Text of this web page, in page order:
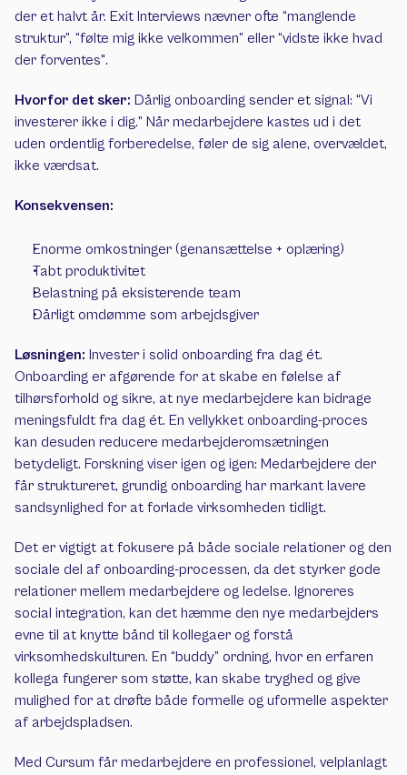
der et halvt år. Exit Interviews nævner ofte “manglende
struktur”, “følte mig ikke velkommen” eller “vidste ikke hvad
der forventes".
Hvorfor det sker: Dårlig onboarding sender et signal: “Vi
investerer ikke i dig.” Når medarbejdere kastes ud i det
uden ordentlig forberedelse, føler de sig alene, overvældet,
ikke værdsat.
Konsekvensen:
Enorme omkostninger (genansættelse + oplæring)
Tabt produktivitet
Belastning på eksisterende team
Dårligt omdømme som arbejdsgiver
Løsningen: Invester i solid onboarding fra dag ét.
Onboarding er afgørende for at skabe en følelse af
tilhørsforhold og sikre, at nye medarbejdere kan bidrage
meningsfuldt fra dag ét. En vellykket onboarding-proces
kan desuden reducere medarbejderomsætningen
betydeligt. Forskning viser igen og igen: Medarbejdere der
får struktureret, grundig onboarding har markant lavere
sandsynlighed for at forlade virksomheden tidligt.
Det er vigtigt at fokusere på både sociale relationer og den
sociale del af onboarding-processen, da det styrker gode
relationer mellem medarbejdere og ledelse. Ignoreres
social integration, kan det hæmme den nye medarbejders
evne til at knytte bånd til kollegaer og forstå
virksomhedskulturen. En “buddy” ordning, hvor en erfaren
kollega fungerer som støtte, kan skabe tryghed og give
mulighed for at drøfte både formelle og uformelle aspekter
af arbejdspladsen.
Med Cursum får medarbejdere en professionel, velplanlagt